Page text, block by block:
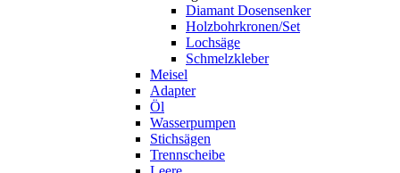
Diamant Dosensenker
Holzbohrkronen/Set
Lochsäge
Schmelzkleber
Meisel
Adapter
Öl
Wasserpumpen
Stichsägen
Trennscheibe